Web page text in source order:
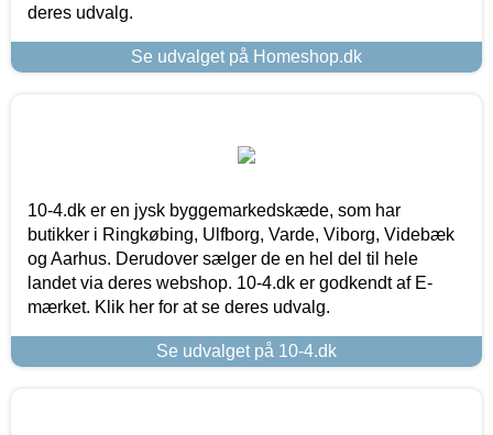
deres udvalg.
Se udvalget på Homeshop.dk
10-4.dk er en jysk byggemarkedskæde, som har
butikker i Ringkøbing, Ulfborg, Varde, Viborg, Videbæk
og Aarhus. Derudover sælger de en hel del til hele
landet via deres webshop. 10-4.dk er godkendt af E-
mærket. Klik her for at se deres udvalg.
Se udvalget på 10-4.dk